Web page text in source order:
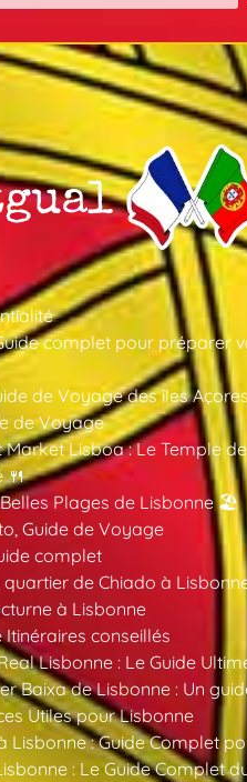
complet pour préparer
de Voyage des îles Açores
de Voyage
Market Lisboa : Le Temple
🍴
Plages de Lisbonne 🏖️
Guide de Voyage
complet
quartier de Chiado à
à Lisbonne
Itinéraires conseillés
Lisbonne : Le Guide
Baixa de Lisbonne : Un
Utiles pour Lisbonne
Lisbonne : Guide Complet
: Le Guide Complet